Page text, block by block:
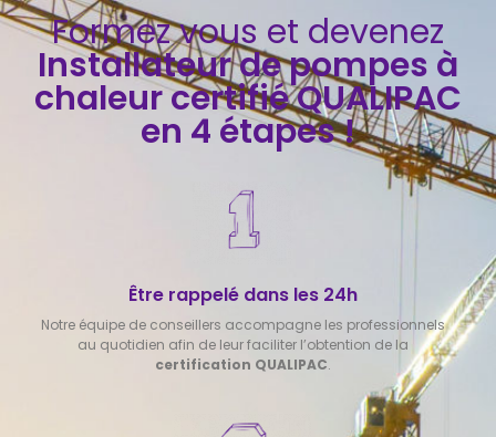
Formez vous et devenez
Installateur de pompes à
chaleur certifié QUALIPAC
en 4 étapes !
Être rappelé dans les 24h
Notre équipe de conseillers accompagne les professionnels
au quotidien afin de leur faciliter l’obtention de la
certification QUALIPAC.